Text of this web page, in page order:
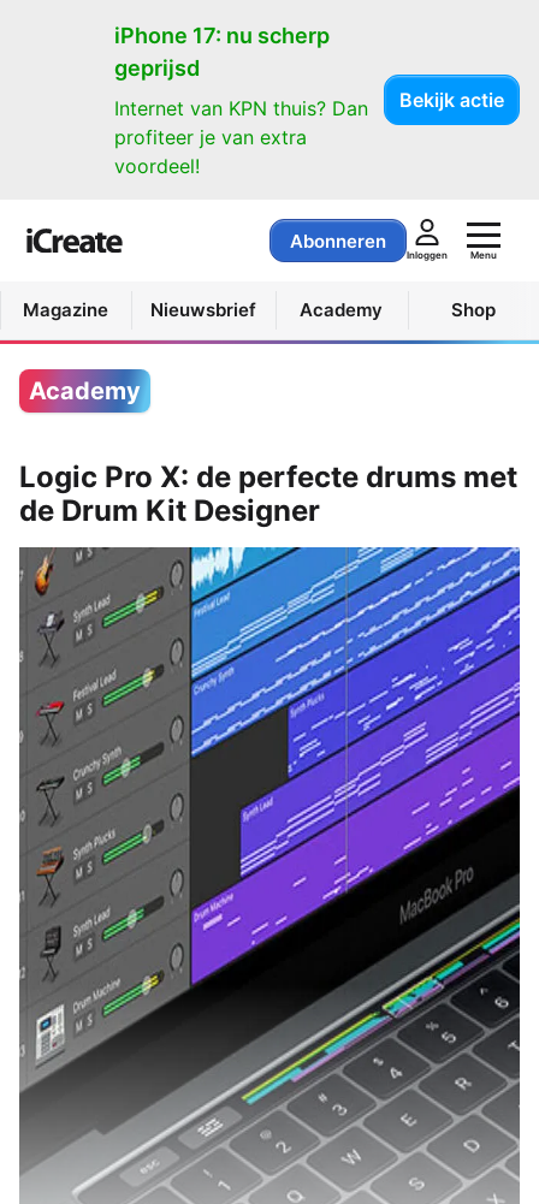
iPhone 17: nu scherp
geprijsd
Internet van KPN thuis? Dan
profiteer je van extra
voordeel!
Bekijk actie
Abonneren
Inloggen Menu
Magazine Nieuwsbrief Academy Shop
Academy
Logic Pro X: de perfecte drums met
de Drum Kit Designer